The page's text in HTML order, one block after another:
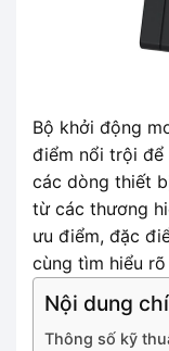
Bộ khởi động
điểm nổi trội
các dòng thiết
từ các thương
ưu điểm, đặc
cùng tìm hiểu
Nội dung
Thông số kỹ